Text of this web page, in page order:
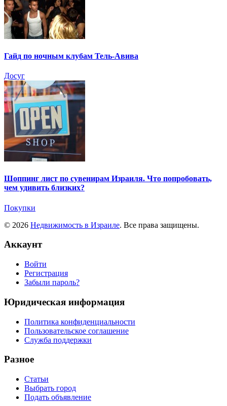
Гайд по ночным клубам Тель-Авива
Досуг
Шоппинг лист по сувенирам Израиля. Что попробовать,
чем удивить близких?
Покупки
© 2026 Недвижимость в Израиле. Все права защищены.
Аккаунт
Войти
Регистрация
Забыли пароль?
Юридическая информация
Политика конфиденциальности
Пользовательское соглашение
Служба поддержки
Разное
Статьи
Выбрать город
Подать объявление